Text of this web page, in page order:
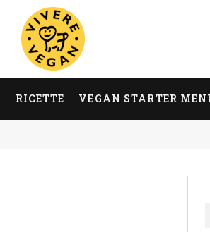
RICETTE VEGAN STARTER